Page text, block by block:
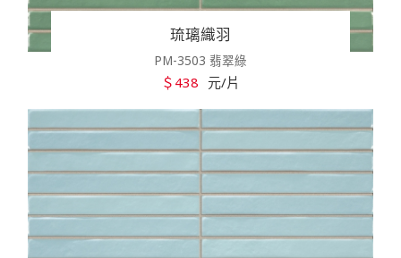
琉璃織羽
PM-3503 翡翠綠
＄438 元/片